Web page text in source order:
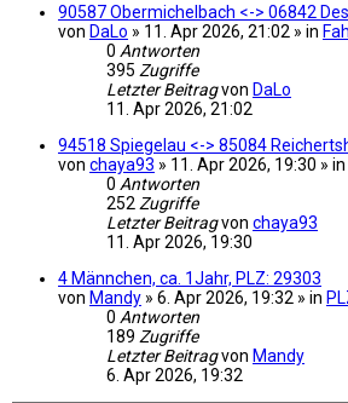
90587 Obermichelbach <-> 06842
von DaLo » 11. Apr 2026, 21:02 » in
0 Antworten
395 Zugriffe
Letzter Beitragvon DaLo
11. Apr 2026, 21:02
94518 Spiegelau <-> 85084
von chaya93 » 11. Apr 2026, 19:30 » in
0 Antworten
252 Zugriffe
Letzter Beitragvon chaya93
11. Apr 2026, 19:30
4 Männchen, ca. 1Jahr, PLZ: 29303
von Mandy » 6. Apr 2026, 19:32 » in
0 Antworten
189 Zugriffe
Letzter Beitragvon Mandy
6. Apr 2026, 19:32